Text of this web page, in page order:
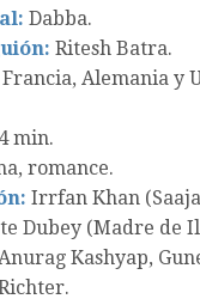
Dabba.
Ritesh Batra.
Alemania y
min.
romance.
Irrfan Khan
Dubey (Madre de
Kashyap,